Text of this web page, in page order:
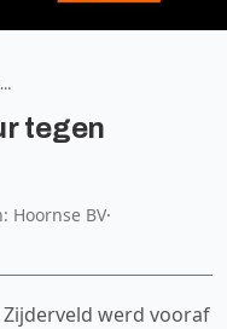
tegen
Hoornse BV·
werd vooraf